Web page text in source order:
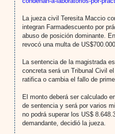
La jueza civil Teresita Maccio
integran Farmadescuento por
abuso de posición dominante.
revocó una multa de
La sentencia de la magistrada
concreta será un Tribunal Civil
ratifica o cambia el fallo de
El monto deberá ser calculado
de sentencia y será por varios
no podrá superar los US$
demandante, decidió la jueza.